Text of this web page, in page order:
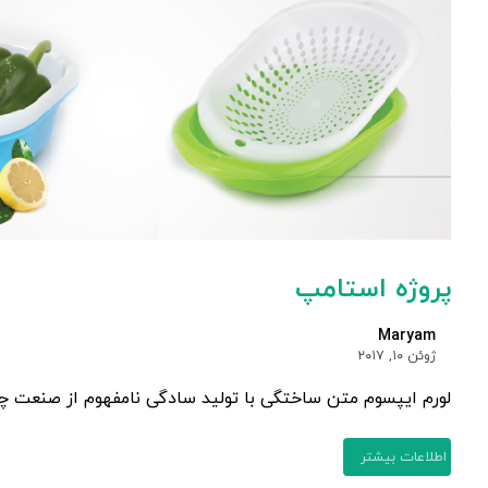
پروژه استامپ
Maryam
ژوئن ۱۰, ۲۰۱۷
لورم ایپسوم متن ساختگی با تولید سادگی نامفهوم از صنعت
اطلاعات بیشتر